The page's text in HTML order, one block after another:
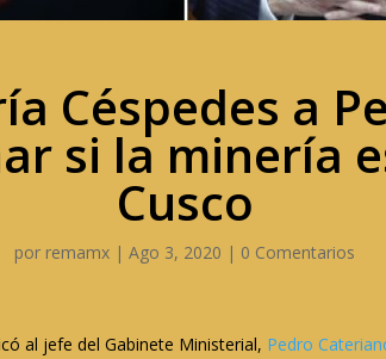
Céspedes a
si la minería
Cusco
por remamx | Ago 3, 2020 | 0 Comentarios
al jefe del Gabinete Ministerial, Pedro